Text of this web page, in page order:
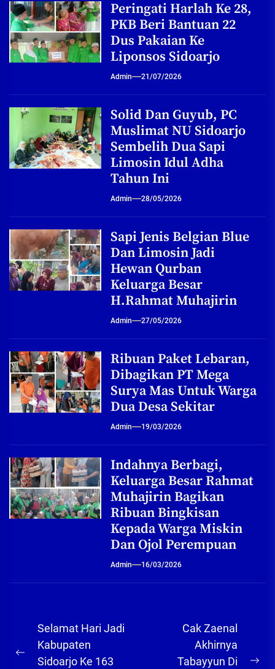
Peringati Harlah Ke 28,
PKB Beri Bantuan 22
Dus Pakaian Ke
Liponsos Sidoarjo
Admin 21/07/2026
Solid Dan Guyub, PC
Muslimat NU Sidoarjo
Sembelih Dua Sapi
Limosin Idul Adha
Tahun Ini
Admin 28/05/2026
Sapi Jenis Belgian Blue
Dan Limosin Jadi
Hewan Qurban
Keluarga Besar
H.Rahmat Muhajirin
Admin 27/05/2026
Ribuan Paket Lebaran,
Dibagikan PT Mega
Surya Mas Untuk Warga
Dua Desa Sekitar
Admin 19/03/2026
Indahnya Berbagi,
Keluarga Besar Rahmat
Muhajirin Bagikan
Ribuan Bingkisan
Kepada Warga Miskin
Dan Ojol Perempuan
Admin 16/03/2026
Navigasi
pos
Previous
Selamat Hari Jadi
Kabupaten
Sidoarjo Ke 163
Cak Zaenal
Akhirnya
Tabayyun Di